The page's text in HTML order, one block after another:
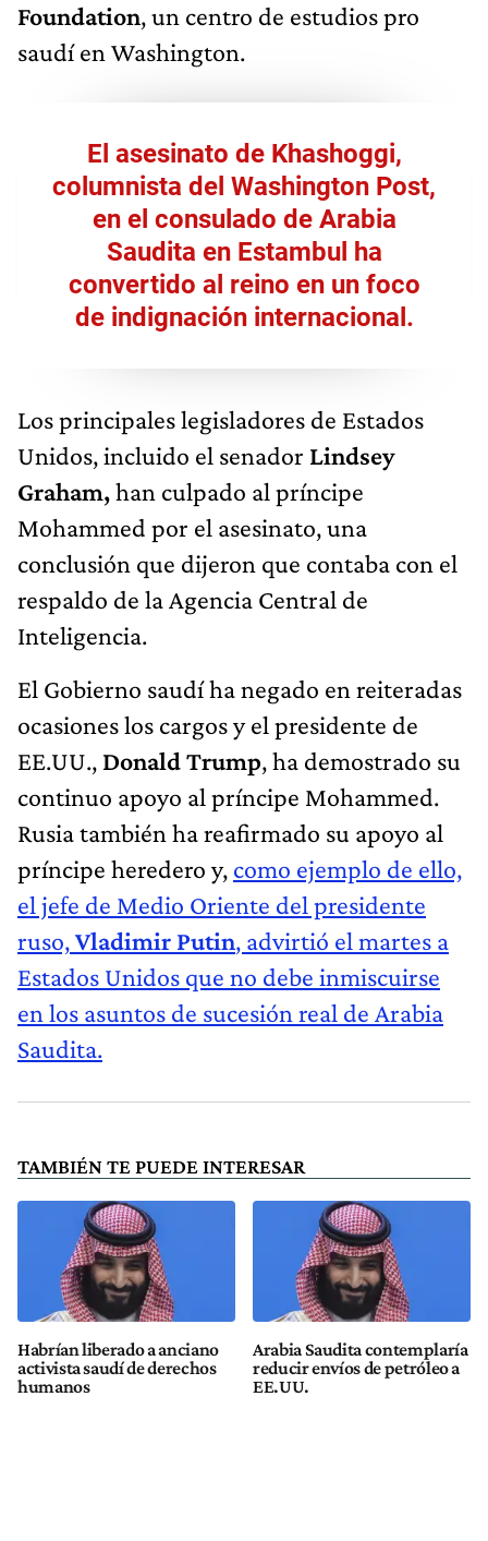
Foundation, un centro de estudios pro
saudí en Washington.
El asesinato de Khashoggi,
columnista del Washington Post,
en el consulado de Arabia
Saudita en Estambul ha
convertido al reino enun foco
de indignación internacional.
Los principales legisladores de Estados
Unidos, incluido el senador Lindsey
Graham,han culpado al príncipe
Mohammed por el asesinato, una
conclusión que dijeron que contaba con el
respaldo de la Agencia Central de
Inteligencia.
El Gobierno saudí ha negado en reiteradas
ocasiones los cargos y el presidente de
EE.UU., Donald Trump, ha demostrado su
continuo apoyo al príncipe Mohammed.
Rusia también ha reafirmado su apoyo al
príncipe heredero y, como ejemplo de ello,
el jefe de Medio Oriente del presidente
ruso,Vladimir Putin, advirtió el martes a
Estados Unidos que no debe inmiscuirse
en los asuntos de sucesión real de Arabia
Saudita.
TAMBIÉN TE PUEDE INTERESAR
Habrían liberado a anciano
activista saudí de derechos
humanos
Arabia Saudita contemplaría
reducir envíos de petróleo a
EE.UU.